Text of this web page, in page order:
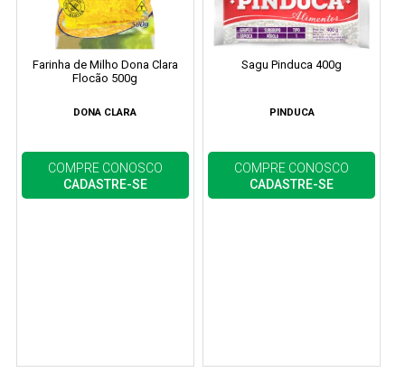
Farinha de Milho Dona Clara
Flocão 500g
DONA CLARA
COMPRE CONOSCO
CADASTRE-SE
Sagu Pinduca 400g
PINDUCA
COMPRE CONOSCO
CADASTRE-SE